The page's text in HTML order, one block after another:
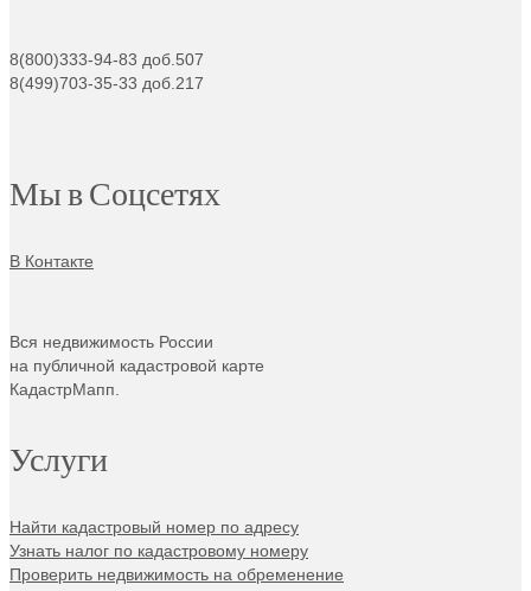
8(800)333-94-83 доб.507
8(499)703-35-33 доб.217
Мы в Соцсетях
В Контакте
Вся недвижимость России
на публичной кадастровой карте
КадастрМапп.
Услуги
Найти кадастровый номер по адресу
Узнать налог по кадастровому номеру
Проверить недвижимость на обременение